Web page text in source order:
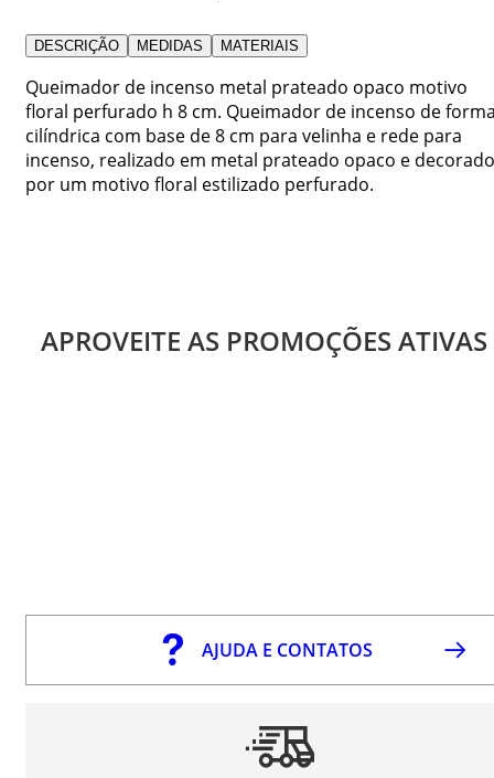
DESCRIÇÃO MEDIDAS MATERIAIS
Queimador de incenso metal prateado opaco motivo
floral perfurado h 8 cm. Queimador de incenso de
cilíndrica com base de 8 cm para velinha e rede para
incenso, realizado em metal prateado opaco e decorado
por um motivo floral estilizado perfurado.
APROVEITE AS PROMOÇÕES ATIVAS
AJUDA E CONTATOS